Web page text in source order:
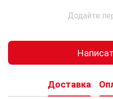
Додайте
Доставка